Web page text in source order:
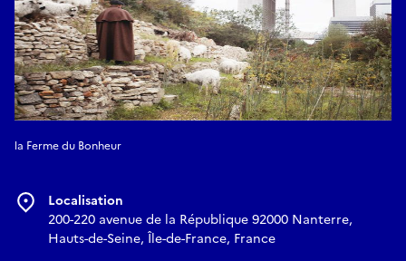
la Ferme du Bonheur
Localisation
200-220 avenue de la République 92000 Nanterre,
Hauts-de-Seine, Île-de-France, France